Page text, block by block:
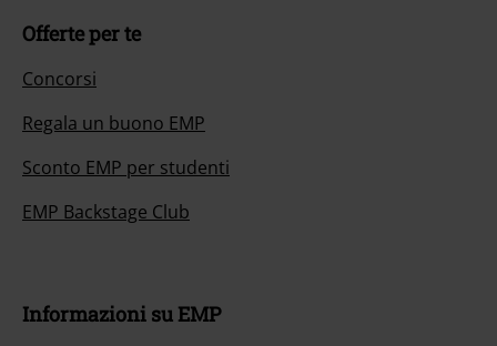
Offerte per te
Concorsi
Regala un buono EMP
Sconto EMP per studenti
EMP Backstage Club
Informazioni su EMP